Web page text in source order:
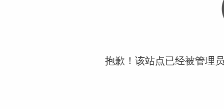
抱歉！该站点已经被管理